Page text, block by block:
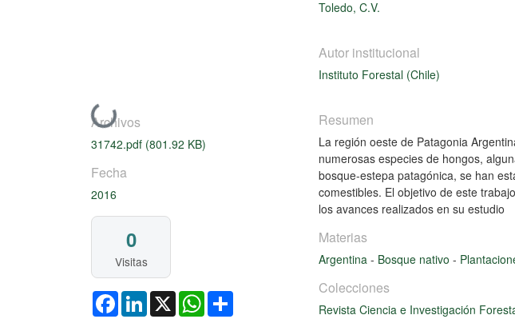
Cargando...
Archivos
31742.pdf (801.92 KB)
Fecha
2016
0
Visitas
FacebookLinkedIn
X WhatsApp
Toledo, C.V.
Autor institucional
Instituto Forestal (Chile)
Resumen
La región oeste de Patagonia
numerosas especies de hongos,
bosque-estepa patagónica, se han
comestibles. El objetivo de este
los avances realizados en su estudio
Materias
Argentina - Bosque nativo -
Colecciones
Revista Ciencia e Investigación